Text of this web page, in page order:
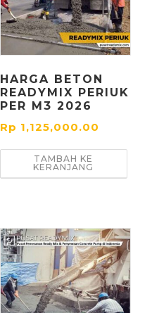
HARGA BETON
READYMIX PERIUK
PER M3 2026
Rp 1,125,000.00
TAMBAH KE
KERANJANG